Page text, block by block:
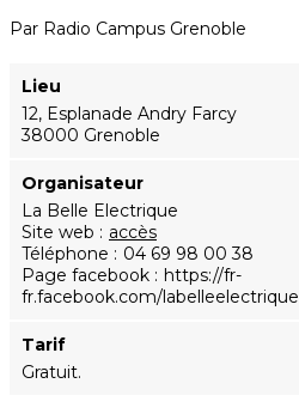
Par Radio Campus Grenoble
Lieu
12, Esplanade Andry Farcy
38000 Grenoble
Organisateur
La Belle Electrique
Site web
accès
Téléphone
04 69 98 00 38
Page facebook
https://fr-
fr.facebook.com/labelleelectrique
Tarif
Gratuit.